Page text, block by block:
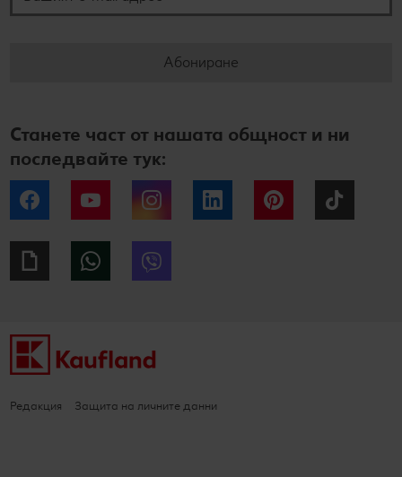
Абониране
Станете част от нашата общност и ни
последвайте тук:
Facebook YouTube Instagram LinkedIn Pinterest
Giphy WhatsApp
Редакция Защита на личните данни